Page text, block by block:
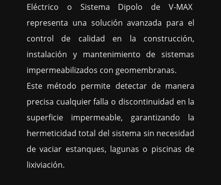
Eléctrico o Sistema Dipolo de V-MAX
representa una solución avanzada para el
control de calidad en la construcción,
instalación y mantenimiento de sistemas
impermeabilizados con geomembranas.
Este método permite detectar de manera
precisa cualquier falla o discontinuidad en la
superficie impermeable, garantizando la
hermeticidad total del sistema sin necesidad
de vaciar estanques, lagunas o piscinas de
lixiviación.